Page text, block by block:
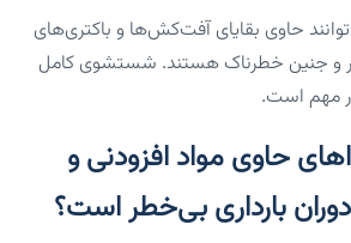
حاوی بقایای آفت‌کش‌ها و باکتری‌های
و جنین خطرناک هستند. شستشوی کامل
مهم است.
حاوی مواد افزودنی و
بارداری بی‌خطر است؟